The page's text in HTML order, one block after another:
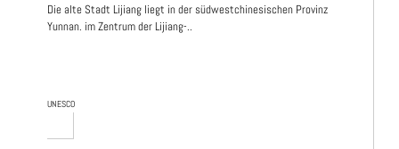
UNESCO
Die alte Stadt Lijiang liegt in der südwestchinesischen Provinz
Yunnan. im Zentrum der Lijiang-..